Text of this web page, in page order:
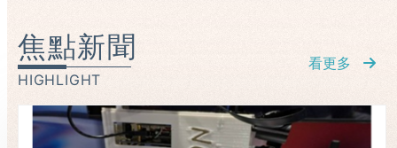
焦點新聞
HIGHLIGHT
看更多